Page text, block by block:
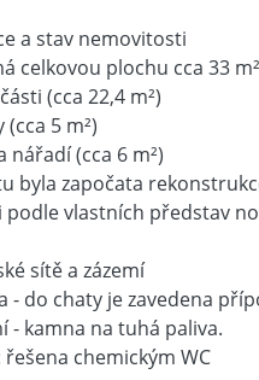
a stav nemovitosti
celkovou plochu cca 33
(cca 22,4 m²)
5 m²)
nářadí (cca 6 m²)
byla započata
podle vlastních představ
sítě a zázemí
- do chaty je zavedena
- kamna na tuhá paliva.
řešena chemickým WC